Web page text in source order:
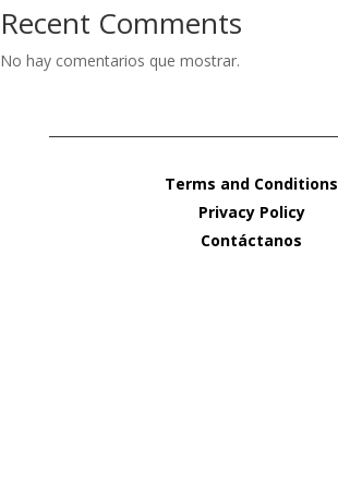
Recent Comments
No hay comentarios que mostrar.
Terms and Conditions
Privacy Policy
Contáctanos